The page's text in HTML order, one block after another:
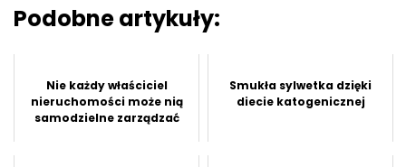
Podobne artykuły:
Nie każdy właściciel
nieruchomości może nią
samodzielne zarządzać
Smukła sylwetka dzięki
diecie katogenicznej